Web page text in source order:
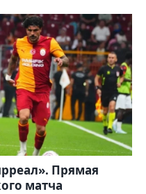
Прямая
матча